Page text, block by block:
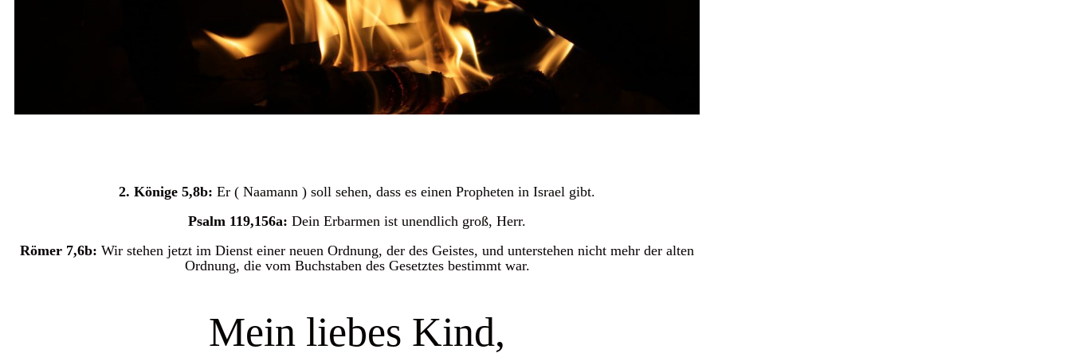
2. Könige 5,8b: Er ( Naamann ) soll sehen, dass es einen Propheten in Israel gibt.
Psalm 119,156a: Dein Erbarmen ist unendlich groß, Herr.
Römer 7,6b: Wir stehen jetzt im Dienst einer neuen Ordnung, der des Geistes, und unterstehen nicht mehr der alten
Ordnung, die vom Buchstaben des Gesetztes bestimmt war.
Mein liebes Kind,